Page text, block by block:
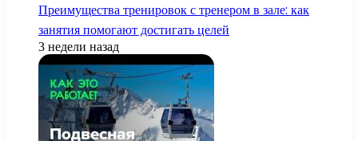
Преимущества тренировок с тренером в зале: как
занятия помогают достигать целей
3 недели назад